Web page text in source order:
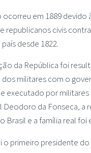
ocorreu em 1889
republicanos civis
desde 1822.
da República foi
militares com o
executado por
Deodoro da Fonseca, a
Brasil e a família real foi
primeiro presidente do